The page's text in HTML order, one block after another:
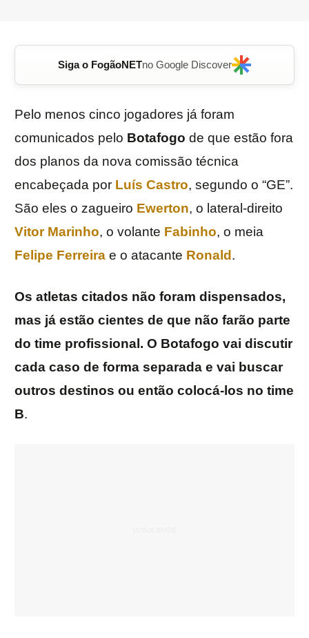
Siga o FogãoNETno Google Discover
Pelo menos cinco jogadores já foram
comunicados pelo Botafogo de que estão fora
dos planos da nova comissão técnica
encabeçada por Luís Castro, segundo o “GE”.
São eles o zagueiro Ewerton, o lateral-direito
Vitor Marinho, o volante Fabinho, o meia
Felipe Ferreira e o atacante Ronald .
Os atletas citados não foram dispensados,
mas já estão cientes de que não farão parte
do time profissional. O Botafogo vai discutir
cada caso de forma separada e vai buscar
outros destinos ou então colocá-los no time
B.